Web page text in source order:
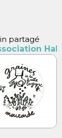
partagé